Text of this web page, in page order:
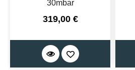
30mbar
Prix
319,00 €